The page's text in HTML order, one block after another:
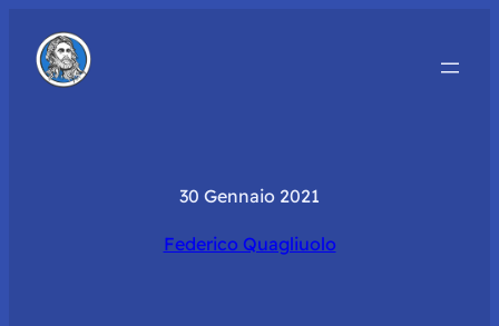
30 Gennaio 2021
Federico Quagliuolo